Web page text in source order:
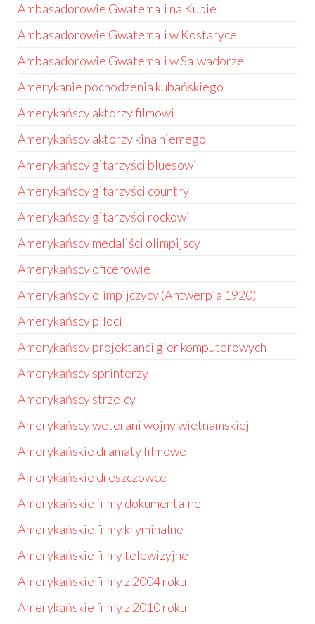
Ambasadorowie Gwatemali na Kubie
Ambasadorowie Gwatemali w Kostaryce
Ambasadorowie Gwatemali w Salwadorze
Amerykanie pochodzenia kubańskiego
Amerykańscy aktorzy filmowi
Amerykańscy aktorzy kina niemego
Amerykańscy gitarzyści bluesowi
Amerykańscy gitarzyści country
Amerykańscy gitarzyści rockowi
Amerykańscy medaliści olimpijscy
Amerykańscy oficerowie
Amerykańscy olimpijczycy (Antwerpia 1920)
Amerykańscy piloci
Amerykańscy projektanci gier komputerowych
Amerykańscy sprinterzy
Amerykańscy strzelcy
Amerykańscy weterani wojny wietnamskiej
Amerykańskie dramaty filmowe
Amerykańskie dreszczowce
Amerykańskie filmy dokumentalne
Amerykańskie filmy kryminalne
Amerykańskie filmy telewizyjne
Amerykańskie filmy z 2004 roku
Amerykańskie filmy z 2010 roku